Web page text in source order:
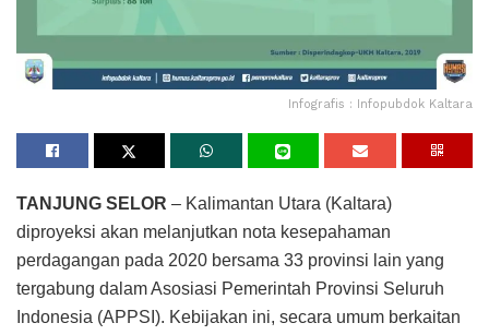
Infografis : Infopubdok Kaltara
TANJUNG SELOR – Kalimantan Utara (Kaltara)
diproyeksi akan melanjutkan nota kesepahaman
perdagangan pada 2020 bersama 33 provinsi lain yang
tergabung dalam Asosiasi Pemerintah Provinsi Seluruh
Indonesia (APPSI). Kebijakan ini, secara umum berkaitan